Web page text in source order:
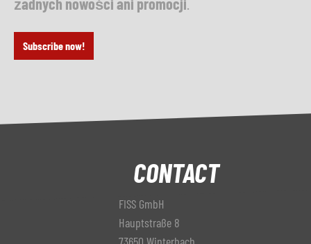
Subscribe now!
CONTACT
FISS GmbH
Hauptstraße 8